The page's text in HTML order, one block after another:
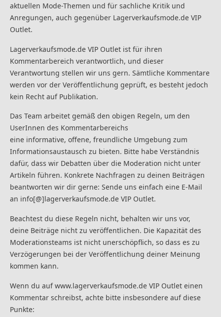
aktuellen Mode-Themen und für sachliche Kritik und
Anregungen, auch gegenüber Lagerverkaufsmode.de VIP
Outlet.
Lagerverkaufsmode.de VIP Outlet ist für ihren
Kommentarbereich verantwortlich, und dieser
Verantwortung stellen wir uns gern. Sämtliche Kommentare
werden vor der Veröffentlichung geprüft, es besteht jedoch
kein Recht auf Publikation.
Das Team arbeitet gemäß den obigen Regeln, um den
UserInnen des Kommentarbereichs
eine informative, offene, freundliche Umgebung zum
Informationsaustausch zu bieten. Bitte habe Verständnis
dafür, dass wir Debatten über die Moderation nicht unter
Artikeln führen. Konkrete Nachfragen zu deinen Beiträgen
beantworten wir dir gerne: Sende uns einfach eine E-Mail
an info[@]lagerverkaufsmode.de VIP Outlet.
Beachtest du diese Regeln nicht, behalten wir uns vor,
deine Beiträge nicht zu veröffentlichen. Die Kapazität des
Moderationsteams ist nicht unerschöpflich, so dass es zu
Verzögerungen bei der Veröffentlichung deiner Meinung
kommen kann.
Wenn du auf www.lagerverkaufsmode.de VIP Outlet einen
Kommentar schreibst, achte bitte insbesondere auf diese
Punkte: